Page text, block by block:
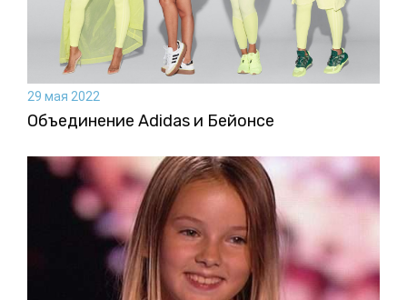
29 мая 2022
Объединение Adidas и Бейонсе